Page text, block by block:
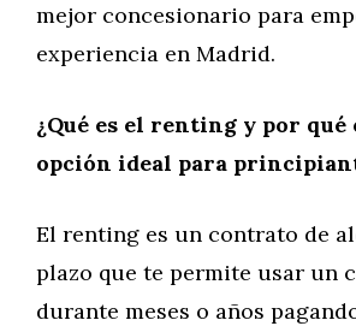
mejor concesionario para
experiencia en Madrid.
¿Qué es el renting y por qué
opción ideal para
El renting es un contrato de
plazo que te permite usar un
durante meses o años